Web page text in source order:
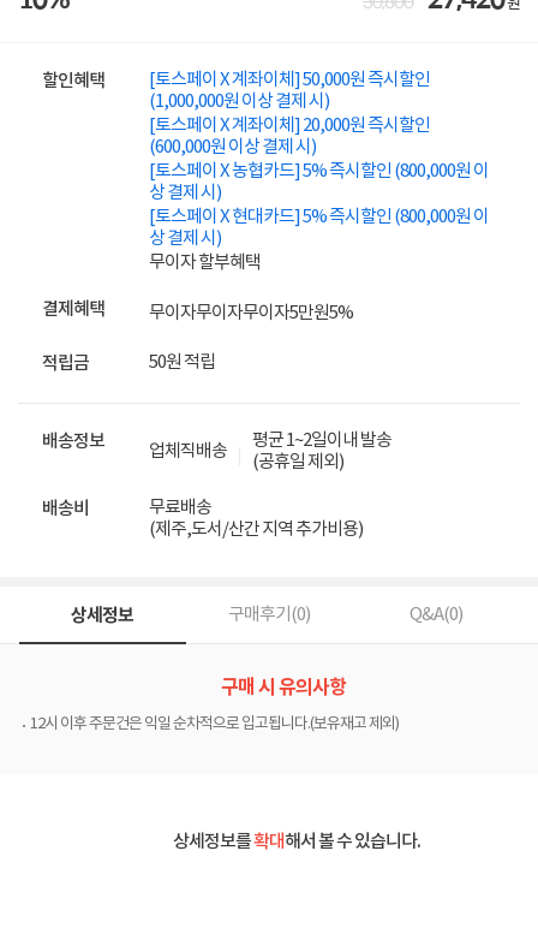
할인혜택
[토스페이 X 계좌이체] 50,000원 즉시할인
(1,000,000원 이상 결제 시)
[토스페이 X 계좌이체] 20,000원 즉시할인
(600,000원 이상 결제 시)
[토스페이 X 농협카드] 5% 즉시할인 (800,000원 이
상 결제 시)
[토스페이 X 현대카드] 5% 즉시할인 (800,000원 이
상 결제 시)
무이자 할부혜택
결제혜택 무이자무이자무이자5만원5%
적립금 50원 적립
배송정보 업체직배송
평균 1~2일이내 발송
(공휴일 제외)
배송비
무료배송
(제주,도서/산간 지역 추가비용)
상세정보 구매후기(0) Q&A(0)
구매 시 유의사항
12시 이후 주문건은 익일 순차적으로 입고됩니다.(보유재고 제외)
상세정보를확대해서 볼 수 있습니다.